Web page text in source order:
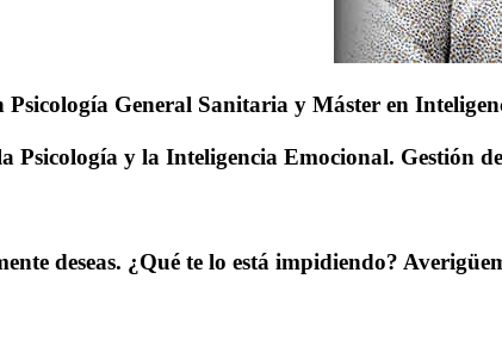
General Sanitaria y Máster en
Psicología y la Inteligencia Emocional. Gestión
deseas. ¿Qué te lo está impidiendo?